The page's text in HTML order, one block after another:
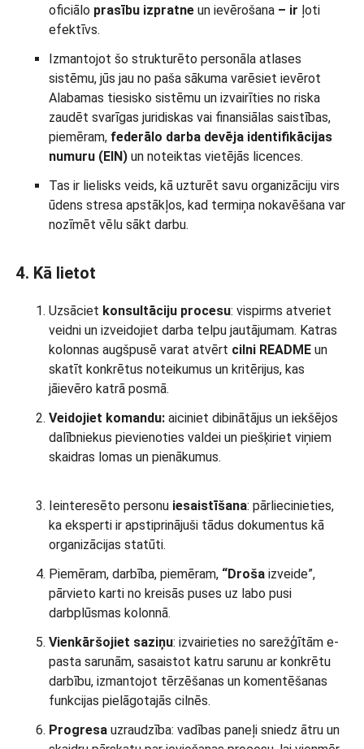
oficiālo prasību izpratne un ievērošana – ir ļoti
efektīvs.
Izmantojot šo strukturēto personāla atlases
sistēmu, jūs jau no paša sākuma varēsiet ievērot
Alabamas tiesisko sistēmu un izvairīties no riska
zaudēt svarīgas juridiskas vai finansiālas saistības,
piemēram, federālo darba devēja identifikācijas
numuru (EIN) un noteiktas vietējās licences.
Tas ir lielisks veids, kā uzturēt savu organizāciju virs
ūdens stresa apstākļos, kad termiņa nokavēšana var
nozīmēt vēlu sākt darbu.
4. Kā lietot
Uzsāciet konsultāciju procesu: vispirms atveriet
veidni un izveidojiet darba telpu jautājumam. Katras
kolonnas augšpusē varat atvērt cilni README un
skatīt konkrētus noteikumus un kritērijus, kas
jāievēro katrā posmā.
Veidojiet komandu: aiciniet dibinātājus un iekšējos
dalībniekus pievienoties valdei un piešķiriet viņiem
skaidras lomas un pienākumus.
Ieinteresēto personu iesaistīšana: pārliecinieties,
ka eksperti ir apstiprinājuši tādus dokumentus kā
organizācijas statūti.
Piemēram, darbība, piemēram, “Droša izveide”,
pārvieto karti no kreisās puses uz labo pusi
darbplūsmas kolonnā.
Vienkāršojiet saziņu: izvairieties no sarežģītām e-
pasta sarunām, sasaistot katru sarunu ar konkrētu
darbību, izmantojot tērzēšanas un komentēšanas
funkcijas pielāgotajās cilnēs.
Progresa uzraudzība: vadības paneļi sniedz ātru un